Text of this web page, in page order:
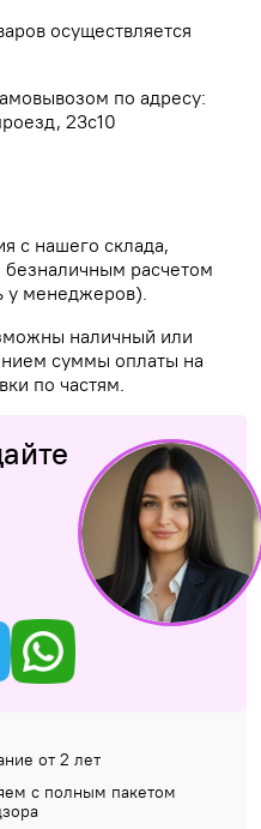
осуществляется
по адресу:
23с10
с нашего склада,
расчетом
у менеджеров).
наличный или
суммы оплаты на
по частям.
от 2 лет
с полным пакетом